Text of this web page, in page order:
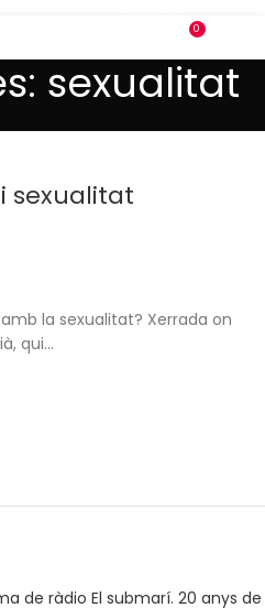
0
sexualitat
sexualitat
la sexualitat? Xerrada on
qui...